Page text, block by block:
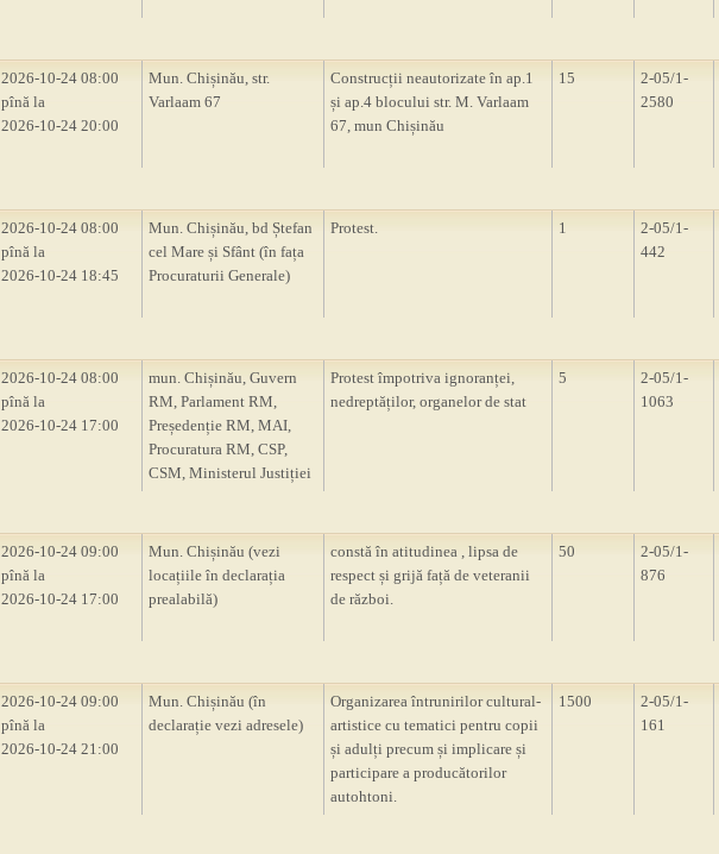
2026-10-24 08:00
pînă la
2026-10-24 20:00
Mun. Chișinău, str.
Varlaam 67
Construcții neautorizate în ap.1
și ap.4 blocului str. M. Varlaam
67, mun Chișinău
15
2-05/1-
2580
2026-10-24 08:00
pînă la
2026-10-24 18:45
Mun. Chișinău, bd Ștefan
cel Mare și Sfânt (în fața
Procuraturii Generale)
Protest. 1
2-05/1-
442
2026-10-24 08:00
pînă la
2026-10-24 17:00
mun. Chișinău, Guvern
RM, Parlament RM,
Președenție RM, MAI,
Procuratura RM, CSP,
CSM, Ministerul Justiției
Protest împotriva ignoranței,
nedreptăților, organelor de stat
5
2-05/1-
1063
2026-10-24 09:00
pînă la
2026-10-24 17:00
Mun. Chișinău (vezi
locațiile în declarația
prealabilă)
constă în atitudinea , lipsa de
respect și grijă față de veteranii
de război.
50
2-05/1-
876
2026-10-24 09:00
pînă la
2026-10-24 21:00
Mun. Chișinău (în
declarație vezi adresele)
Organizarea întrunirilor cultural-
artistice cu tematici pentru copii
și adulți precum și implicare și
participare a producătorilor
autohtoni.
1500
2-05/1-
161